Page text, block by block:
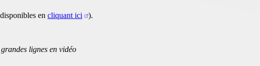
en cliquant ici
).
lignes en vidéo